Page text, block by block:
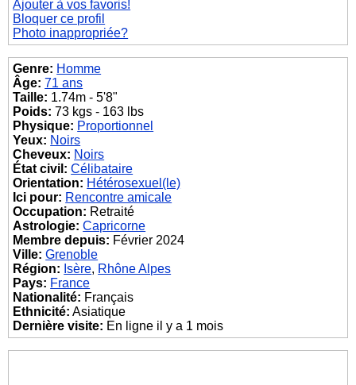
Ajouter à vos favoris!
Bloquer ce profil
Photo inappropriée?
Genre: Homme
Âge: 71 ans
Taille: 1.74m - 5'8"
Poids: 73 kgs - 163 lbs
Physique: Proportionnel
Yeux: Noirs
Cheveux: Noirs
État civil: Célibataire
Orientation: Hétérosexuel(le)
Ici pour: Rencontre amicale
Occupation: Retraité
Astrologie: Capricorne
Membre depuis: Février 2024
Ville: Grenoble
Région: Isère, Rhône Alpes
Pays: France
Nationalité: Français
Ethnicité: Asiatique
Dernière visite: En ligne il y a 1 mois